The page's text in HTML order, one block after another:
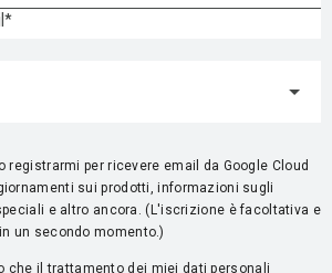
registrarmi per ricevere email da Google Cloud
sui prodotti, informazioni sugli
e altro ancora. (L'iscrizione è facoltativa e
un secondo momento.)
che il trattamento dei miei dati personali